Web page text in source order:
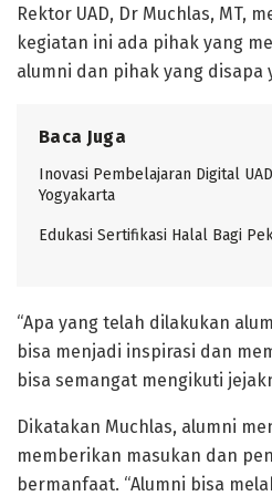
Rektor UAD, Dr Muchlas, MT,
kegiatan ini ada pihak yang
alumni dan pihak yang disapa
Baca Juga
Inovasi Pembelajaran Digital
Yogyakarta
Edukasi Sertifikasi Halal Bagi
“Apa yang telah dilakukan
bisa menjadi inspirasi dan
bisa semangat mengikuti
Dikatakan Muchlas, alumni
memberikan masukan dan
bermanfaat. “Alumni bisa